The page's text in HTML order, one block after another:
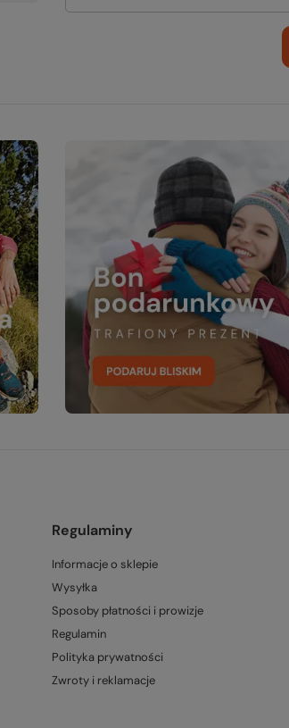
Regulaminy
Informacje o sklepie
Wysyłka
Sposoby płatności i prowizje
Regulamin
Polityka prywatności
Zwroty i reklamacje